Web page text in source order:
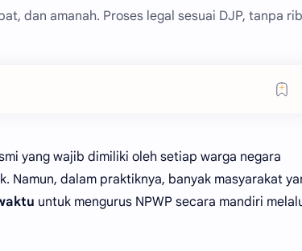
dan amanah. Proses legal sesuai DJP, tanpa
yang wajib dimiliki oleh setiap warga negara
Namun, dalam praktiknya, banyak masyarakat
untuk mengurus NPWP secara mandiri